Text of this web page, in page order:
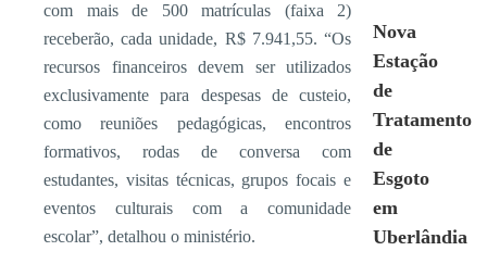
com mais de 500 matrículas (faixa 2)
receberão, cada unidade, R$ 7.941,55. “Os
recursos financeiros devem ser utilizados
exclusivamente para despesas de custeio,
como reuniões pedagógicas, encontros
formativos, rodas de conversa com
estudantes, visitas técnicas, grupos focais e
eventos culturais com a comunidade
escolar”, detalhou o ministério.
Nova
Estação
de
Tratamento
de
Esgoto
em
Uberlândia